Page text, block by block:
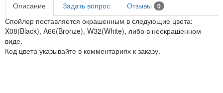
Описание Задать вопрос Отзывы 0
Спойлер поставляется окрашенным в следующие цвета:
X08(Black), A66(Bronze), W32(White), либо в неокрашенном
виде.
Код цвета указывайте в комментариях к заказу.